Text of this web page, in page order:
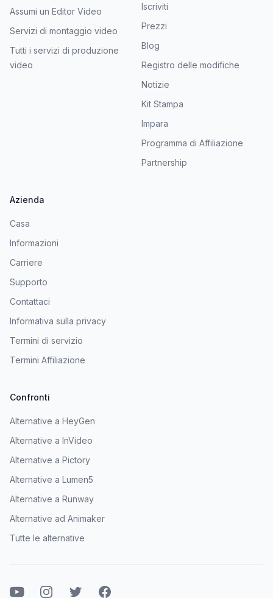
Assumi un Editor Video
Servizi di montaggio video
Tutti i servizi di produzione
video
Iscriviti
Prezzi
Blog
Registro delle modifiche
Notizie
Kit Stampa
Impara
Programma di Affiliazione
Partnership
Azienda
Casa
Informazioni
Carriere
Supporto
Contattaci
Informativa sulla privacy
Termini di servizio
Termini Affiliazione
Confronti
Alternative a HeyGen
Alternative a InVideo
Alternative a Pictory
Alternative a Lumen5
Alternative a Runway
Alternative ad Animaker
Tutte le alternative
YoutubeInstagramTwitterFacebook